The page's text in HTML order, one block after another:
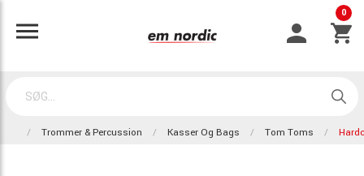
0
Trommer & Percussion Kasser Og Bags Tom Toms